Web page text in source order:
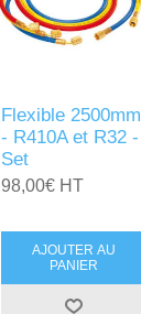
Flexible 2500mm
- R410A et R32 -
Set
98,00€ HT
AJOUTER AU
PANIER